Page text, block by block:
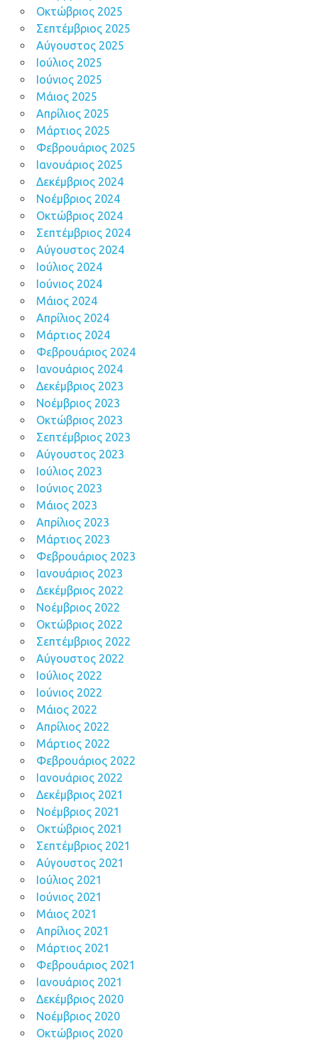
Οκτώβριος 2025
Σεπτέμβριος 2025
Αύγουστος 2025
Ιούλιος 2025
Ιούνιος 2025
Μάιος 2025
Απρίλιος 2025
Μάρτιος 2025
Φεβρουάριος 2025
Ιανουάριος 2025
Δεκέμβριος 2024
Νοέμβριος 2024
Οκτώβριος 2024
Σεπτέμβριος 2024
Αύγουστος 2024
Ιούλιος 2024
Ιούνιος 2024
Μάιος 2024
Απρίλιος 2024
Μάρτιος 2024
Φεβρουάριος 2024
Ιανουάριος 2024
Δεκέμβριος 2023
Νοέμβριος 2023
Οκτώβριος 2023
Σεπτέμβριος 2023
Αύγουστος 2023
Ιούλιος 2023
Ιούνιος 2023
Μάιος 2023
Απρίλιος 2023
Μάρτιος 2023
Φεβρουάριος 2023
Ιανουάριος 2023
Δεκέμβριος 2022
Νοέμβριος 2022
Οκτώβριος 2022
Σεπτέμβριος 2022
Αύγουστος 2022
Ιούλιος 2022
Ιούνιος 2022
Μάιος 2022
Απρίλιος 2022
Μάρτιος 2022
Φεβρουάριος 2022
Ιανουάριος 2022
Δεκέμβριος 2021
Νοέμβριος 2021
Οκτώβριος 2021
Σεπτέμβριος 2021
Αύγουστος 2021
Ιούλιος 2021
Ιούνιος 2021
Μάιος 2021
Απρίλιος 2021
Μάρτιος 2021
Φεβρουάριος 2021
Ιανουάριος 2021
Δεκέμβριος 2020
Νοέμβριος 2020
Οκτώβριος 2020